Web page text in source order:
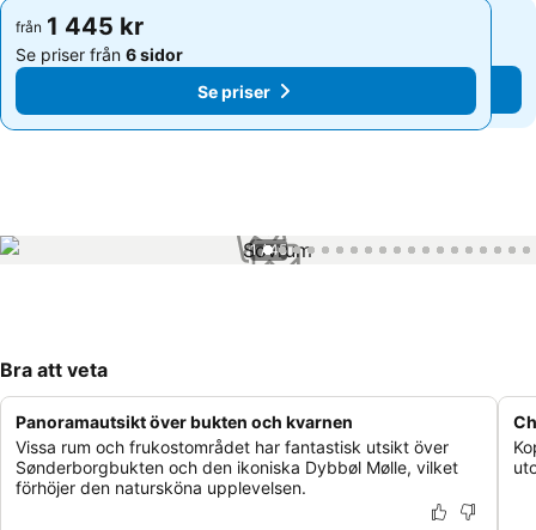
från 1 445 kr
Se priser från 6 sidor
Se priser
från 1 445 kr
Se priser från 6 sidor
Se priser
1 / 45
Bra att veta
Panoramautsikt över bukten och kvarnen
Vissa rum och frukostområdet har fantastisk utsikt över
Sønderborgbukten och den ikoniska Dybbøl Mølle, vilket
förhöjer den natursköna upplevelsen.